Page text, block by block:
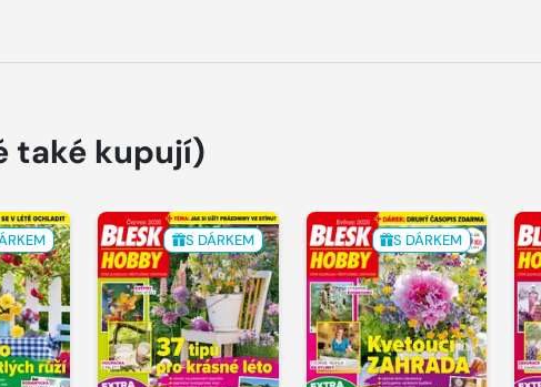
také kupují)
S DÁRKEM S DÁRKEM